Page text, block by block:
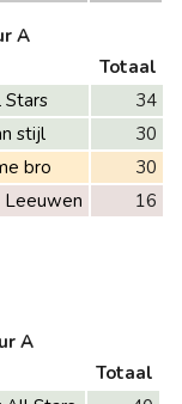
A
Totaal
34
stijl
30
bro
30
Leeuwen 16
A
Totaal